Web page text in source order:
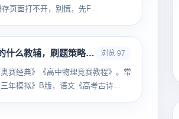
，清缓存页面打不开，别慌，先F...
2021江苏高考状元用的什么教辅，刷题策略曝光 浏览 97
赛经典》《高中物理竞赛教程》。常
年模拟》B版，语文《高考古诗...